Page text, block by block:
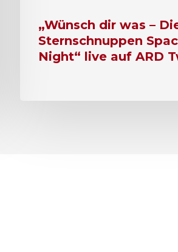
„Wünsch dir was –
Sternschnuppen
Night“ live auf ARD